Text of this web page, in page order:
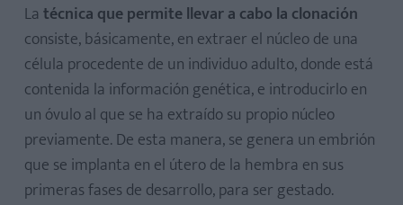
La técnica que permite llevar a cabo la clonación
consiste, básicamente, en extraer el núcleo de una
célula procedente de un individuo adulto, donde está
contenida la información genética, e introducirlo en
un óvulo al que se ha extraído su propio núcleo
previamente. De esta manera, se genera un embrión
que se implanta en el útero de la hembra en sus
primeras fases de desarrollo, para ser gestado.